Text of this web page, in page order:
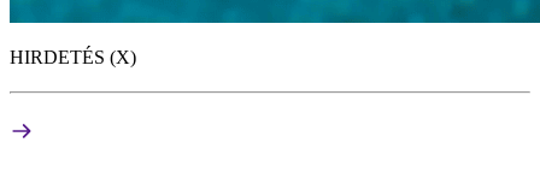
HIRDETÉS (X)